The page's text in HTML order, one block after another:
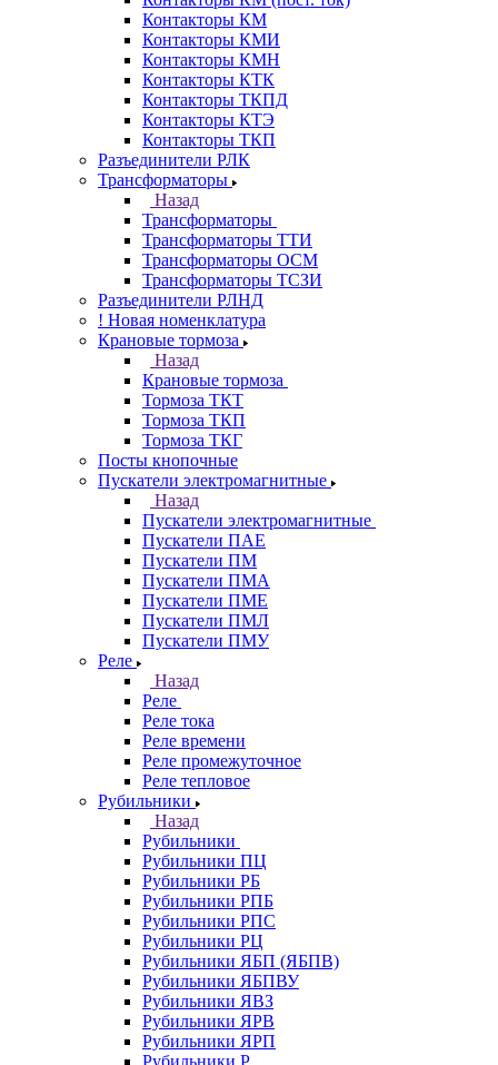
Контакторы КМ
Контакторы КМИ
Контакторы КМН
Контакторы КТК
Контакторы ТКПД
Контакторы КТЭ
Контакторы ТКП
Разъединители РЛК
Трансформаторы
Назад
Трансформаторы
Трансформаторы ТТИ
Трансформаторы ОСМ
Трансформаторы ТСЗИ
Разъединители РЛНД
! Новая номенклатура
Крановые тормоза
Назад
Крановые тормоза
Тормоза ТКТ
Тормоза ТКП
Тормоза ТКГ
Посты кнопочные
Пускатели электромагнитные
Назад
Пускатели электромагнитные
Пускатели ПАЕ
Пускатели ПМ
Пускатели ПМА
Пускатели ПМЕ
Пускатели ПМЛ
Пускатели ПМУ
Реле
Назад
Реле
Реле тока
Реле времени
Реле промежуточное
Реле тепловое
Рубильники
Назад
Рубильники
Рубильники ПЦ
Рубильники РБ
Рубильники РПБ
Рубильники РПС
Рубильники РЦ
Рубильники ЯБП (ЯБПВ)
Рубильники ЯБПВУ
Рубильники ЯВЗ
Рубильники ЯРВ
Рубильники ЯРП
Рубильники Р